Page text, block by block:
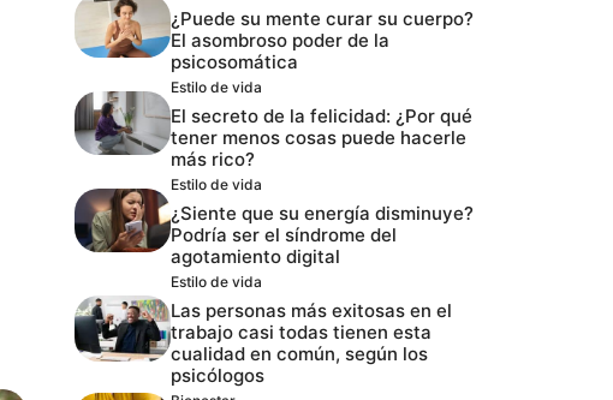
¿Puede su mente curar su cuerpo?
El asombroso poder de la
psicosomática
Estilo de vida
El secreto de la felicidad: ¿Por qué
tener menos cosas puede hacerle
más rico?
Estilo de vida
¿Siente que su energía disminuye?
Podría ser el síndrome del
agotamiento digital
Estilo de vida
Las personas más exitosas en el
trabajo casi todas tienen esta
cualidad en común, según los
psicólogos